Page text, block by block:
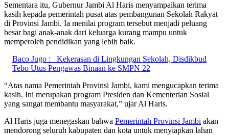
Sementara itu, Gubernur Jambi Al Haris menyampaikan terima
kasih kepada pemerintah pusat atas pembangunan Sekolah Rakyat
di Provinsi Jambi. Ia menilai program tersebut menjadi peluang
besar bagi anak-anak dari keluarga kurang mampu untuk
memperoleh pendidikan yang lebih baik.
Baco Jugo :
Kekerasan di Lingkungan Sekolah, Disdikbud
Tebo Utus Pengawas Binaan ke SMPN 22
“Atas nama Pemerintah Provinsi Jambi, kami mengucapkan terima
kasih. Ini merupakan program Presiden dan Kementerian Sosial
yang sangat membantu masyarakat,” ujar Al Haris.
Al Haris juga menegaskan bahwa Pemerintah Provinsi Jambi akan
mendorong seluruh kabupaten dan kota untuk menyiapkan lahan